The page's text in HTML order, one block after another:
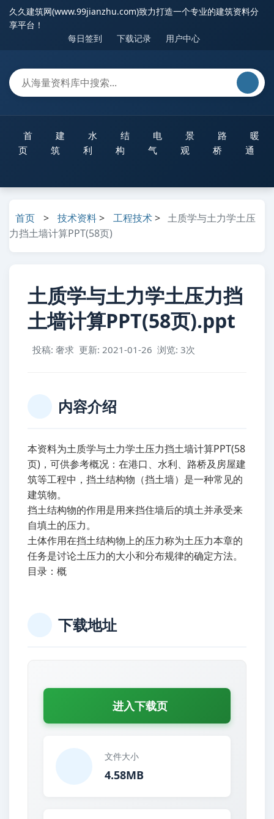
久久建筑网(www.99jianzhu.com)致力打造一个专业的建筑资料分
享平台！
每日签到
下载记录 用户中心
首
页
建
筑
水
利
结
构
电
气
景
观
路
桥
暖
通
首页 > 技术资料> 工程技术> 土质学与土力学土压
力挡土墙计算PPT(58页)
土质学与土力学土压力挡
土墙计算PPT(58页).ppt
投稿: 奢求 更新: 2021-01-26 浏览: 3次
内容介绍
本资料为土质学与土力学土压力挡土墙计算PPT(58
页)，可供参考概况：在港口、水利、路桥及房屋建
筑等工程中，挡土结构物（挡土墙）是一种常见的
建筑物。
挡土结构物的作用是用来挡住墙后的填土并承受来
自填土的压力。
土体作用在挡土结构物上的压力称为土压力本章的
任务是讨论土压力的大小和分布规律的确定方法。
目录：概
下载地址
进入下载页
文件大小
4.58MB